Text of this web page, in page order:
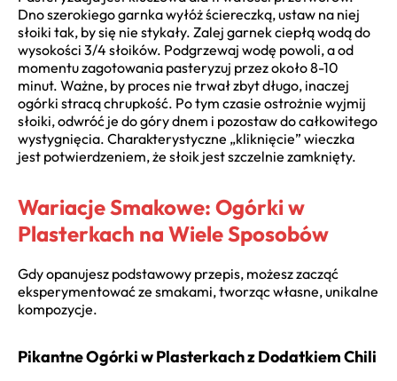
Dno szerokiego garnka wyłóż ściereczką, ustaw na niej
słoiki tak, by się nie stykały. Zalej garnek ciepłą wodą do
wysokości 3/4 słoików. Podgrzewaj wodę powoli, a od
momentu zagotowania pasteryzuj przez około 8-10
minut. Ważne, by proces nie trwał zbyt długo, inaczej
ogórki stracą chrupkość. Po tym czasie ostrożnie wyjmij
słoiki, odwróć je do góry dnem i pozostaw do całkowitego
wystygnięcia. Charakterystyczne „kliknięcie” wieczka
jest potwierdzeniem, że słoik jest szczelnie zamknięty.
Wariacje Smakowe: Ogórki w
Plasterkach na Wiele Sposobów
Gdy opanujesz podstawowy przepis, możesz zacząć
eksperymentować ze smakami, tworząc własne, unikalne
kompozycje.
Pikantne Ogórki w Plasterkach z Dodatkiem Chili